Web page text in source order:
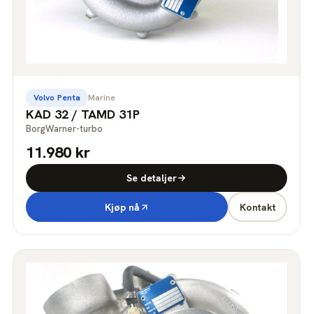
Volvo Penta Marine
KAD 32 / TAMD 31P
BorgWarner-turbo
11.980 kr
Se detaljer
Kjøp nå Kontakt